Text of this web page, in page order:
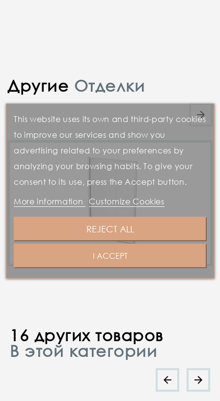
This website uses its own and third-party cookies
to improve our services and show you
advertising related to your preferences by
analyzing your browsing habits. To give your
consent to its use, press the Accept button.
More information
Customize Cookies
REJECT ALL
I ACCEPT
Другие Отделки
16 других товаров
В этой категории